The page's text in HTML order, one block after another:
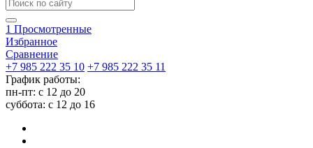
1 Просмотренные
Избранное
Сравнение
+7 985 222 35 10 +7 985 222 35 11
График работы:
пн-пт: с 12 до 20
суббота: c 12 до 16